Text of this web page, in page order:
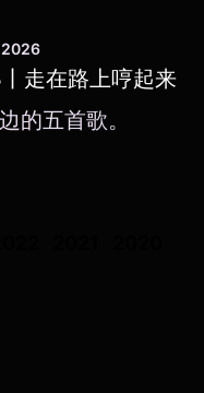
2026
走在路上哼起来
的五首歌。